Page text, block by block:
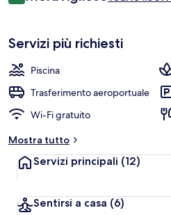
Servizi più richiesti
Piscina
Trasferimento aeroportuale
Wi-Fi gratuito
Mostra tutto
Servizi principali (12)
Sentirsi a casa (6)